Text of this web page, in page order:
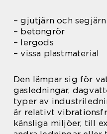
– gjutjärn och segjärn
– betongrör
– lergods
– vissa plastmaterial
Den lämpar sig för
gasledningar,
typer av
är relativt
känsliga miljöer, till